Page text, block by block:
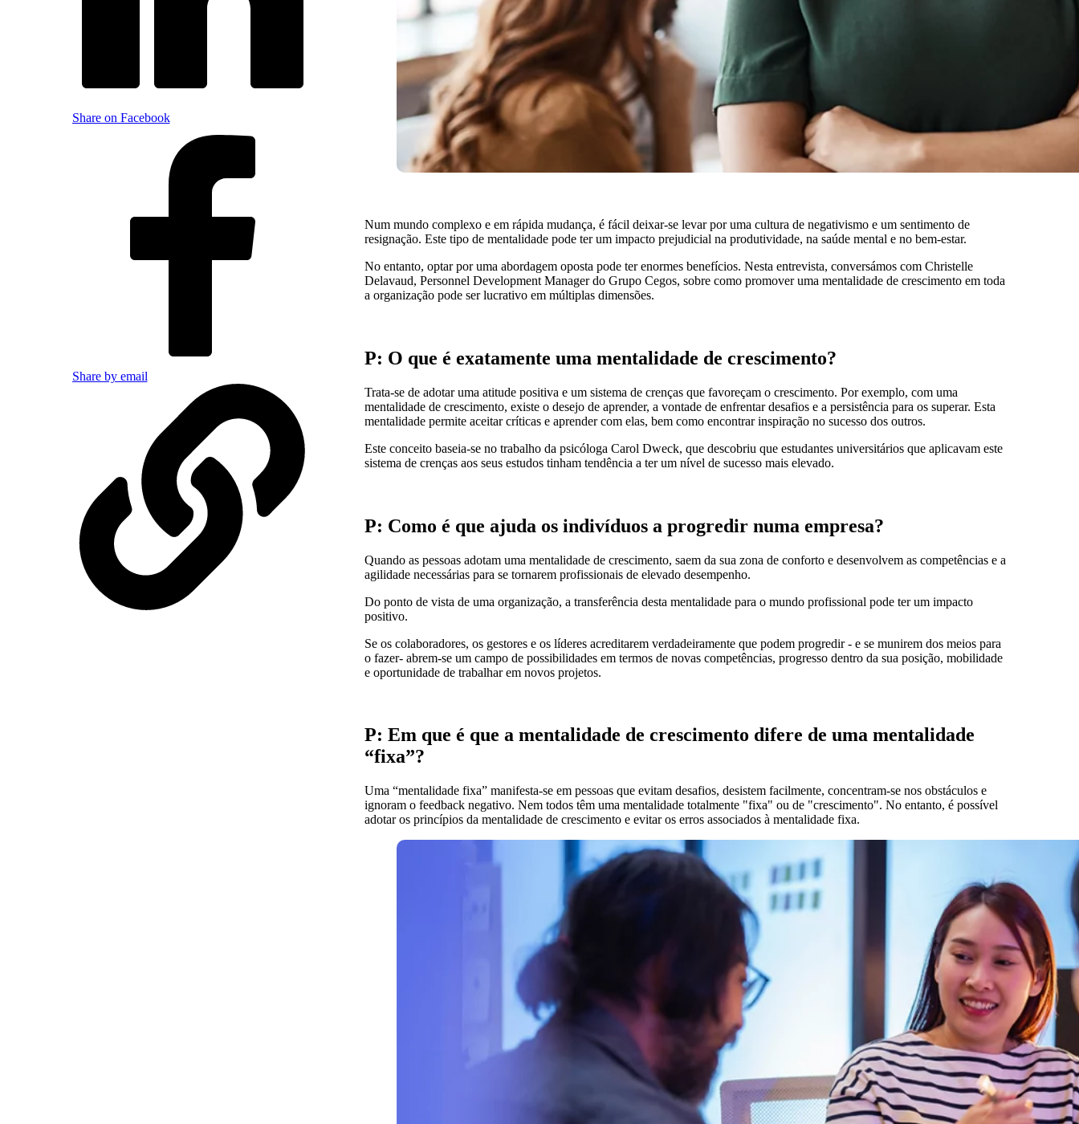
Share on Facebook
Share by email
Num mundo complexo e em rápida mudança, é fácil deixar-se levar por uma cultura de negativismo e um sentimento de
resignação. Este tipo de mentalidade pode ter um impacto prejudicial na produtividade, na saúde mental e no bem-estar.
No entanto, optar por uma abordagem oposta pode ter enormes benefícios. Nesta entrevista, conversámos com Christelle
Delavaud, Personnel Development Manager do Grupo Cegos, sobre como promover uma mentalidade de crescimento em toda
a organização pode ser lucrativo em múltiplas dimensões.
P: O que é exatamente uma mentalidade de crescimento?
Trata-se de adotar uma atitude positiva e um sistema de crenças que favoreçam o crescimento. Por exemplo, com uma
mentalidade de crescimento, existe o desejo de aprender, a vontade de enfrentar desafios e a persistência para os superar. Esta
mentalidade permite aceitar críticas e aprender com elas, bem como encontrar inspiração no sucesso dos outros.
Este conceito baseia-se no trabalho da psicóloga Carol Dweck, que descobriu que estudantes universitários que aplicavam este
sistema de crenças aos seus estudos tinham tendência a ter um nível de sucesso mais elevado.
P: Como é que ajuda os indivíduos a progredir numa empresa?
Quando as pessoas adotam uma mentalidade de crescimento, saem da sua zona de conforto e desenvolvem as competências e a
agilidade necessárias para se tornarem profissionais de elevado desempenho.
Do ponto de vista de uma organização, a transferência desta mentalidade para o mundo profissional pode ter um impacto
positivo.
Se os colaboradores, os gestores e os líderes acreditarem verdadeiramente que podem progredir - e se munirem dos meios para
o fazer- abrem-se um campo de possibilidades em termos de novas competências, progresso dentro da sua posição, mobilidade
e oportunidade de trabalhar em novos projetos.
P: Em que é que a mentalidade de crescimento difere de uma mentalidade
“fixa”?
Uma “mentalidade fixa” manifesta-se em pessoas que evitam desafios, desistem facilmente, concentram-se nos obstáculos e
ignoram o feedback negativo. Nem todos têm uma mentalidade totalmente "fixa" ou de "crescimento". No entanto, é possível
adotar os princípios da mentalidade de crescimento e evitar os erros associados à mentalidade fixa.